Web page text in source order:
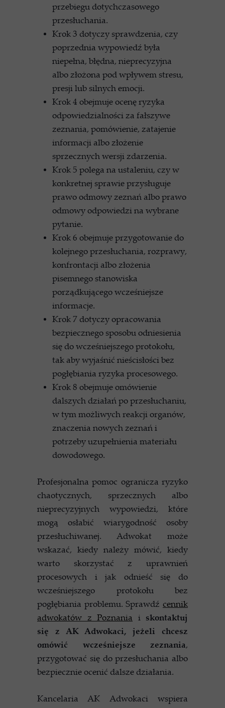
przebiegu dotychczasowego
przesłuchania.
Krok 3 dotyczy sprawdzenia, czy
poprzednia wypowiedź była
niepełna, błędna, nieprecyzyjna
albo złożona pod wpływem stresu,
presji lub silnych emocji.
Krok 4 obejmuje ocenę ryzyka
odpowiedzialności za fałszywe
zeznania, pomówienie, zatajenie
informacji albo złożenie
sprzecznych wersji zdarzenia.
Krok 5 polega na ustaleniu, czy w
konkretnej sprawie przysługuje
prawo odmowy zeznań albo prawo
odmowy odpowiedzi na wybrane
pytanie.
Krok 6 obejmuje przygotowanie do
kolejnego przesłuchania, rozprawy,
konfrontacji albo złożenia
pisemnego stanowiska
porządkującego wcześniejsze
informacje.
Krok 7 dotyczy opracowania
bezpiecznego sposobu odniesienia
się do wcześniejszego protokołu,
tak aby wyjaśnić nieścisłości bez
pogłębiania ryzyka procesowego.
Krok 8 obejmuje omówienie
dalszych działań po przesłuchaniu,
w tym możliwych reakcji organów,
znaczenia nowych zeznań i
potrzeby uzupełnienia materiału
dowodowego.
Profesjonalna pomoc ogranicza ryzyko
chaotycznych, sprzecznych albo
nieprecyzyjnych wypowiedzi, które
mogą osłabić wiarygodność osoby
przesłuchiwanej. Adwokat może
wskazać, kiedy należy mówić, kiedy
warto skorzystać z uprawnień
procesowych i jak odnieść się do
wcześniejszego protokołu bez
pogłębiania problemu. Sprawdź cennik
adwokatów z Poznania i skontaktuj
się z AK Adwokaci, jeżeli chcesz
omówić wcześniejsze zeznania,
przygotować się do przesłuchania albo
bezpiecznie ocenić dalsze działania.
Kancelaria AK Adwokaci wspiera